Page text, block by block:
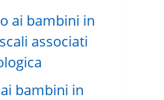
bambini in